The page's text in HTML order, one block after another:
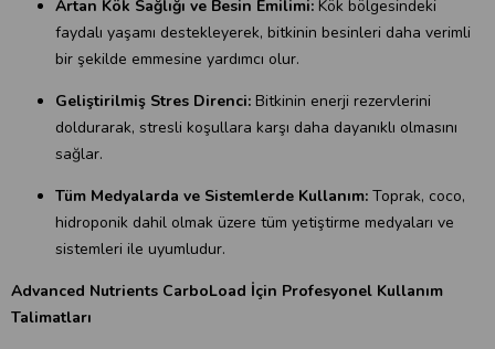
Artan Kök Sağlığı ve Besin Emilimi: Kök bölgesindeki
faydalı yaşamı destekleyerek, bitkinin besinleri daha verimli
bir şekilde emmesine yardımcı olur.
Geliştirilmiş Stres Direnci: Bitkinin enerji rezervlerini
doldurarak, stresli koşullara karşı daha dayanıklı olmasını
sağlar.
Tüm Medyalarda ve Sistemlerde Kullanım: Toprak, coco,
hidroponik dahil olmak üzere tüm yetiştirme medyaları ve
sistemleri ile uyumludur.
Advanced Nutrients CarboLoad İçin Profesyonel Kullanım
Talimatları